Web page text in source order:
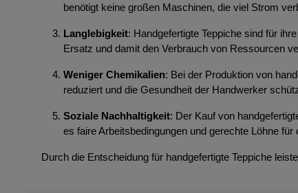
benötigt keine großen Maschinen, die viel Strom
Langlebigkeit: Handgefertigte Teppiche sind für
Ersatz und damit den Verbrauch von Ressourcen
Weniger Chemikalien: Bei der Produktion von
reduziert und die Gesundheit der Handwerker
Soziale Nachhaltigkeit: Der Kauf von
es faire Arbeitsbedingungen und gerechte Löhne
Durch die Entscheidung für handgefertigte Teppiche